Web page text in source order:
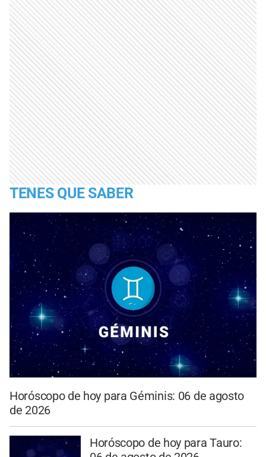
TENES QUE SABER
Horóscopo de hoy para Géminis: 06 de agosto
de 2026
Horóscopo de hoy para Tauro: